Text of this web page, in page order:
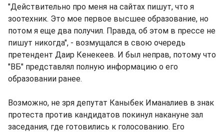
"Действительно про меня на сайтах пишут, что я
зоотехник. Это мое первое высшее образование, но
потом я еще два получил. Правда, об этом в прессе не
пишут никогда", - возмущался в свою очередь
претендент Даир Кенекеев. И был неправ, потому что
"ВБ" представлял полную информацию о его
образовании ранее.
Возможно, не зря депутат Каныбек Иманалиев в знак
протеста против кандидатов покинул накануне зал
заседания, где готовились к голосованию. Его